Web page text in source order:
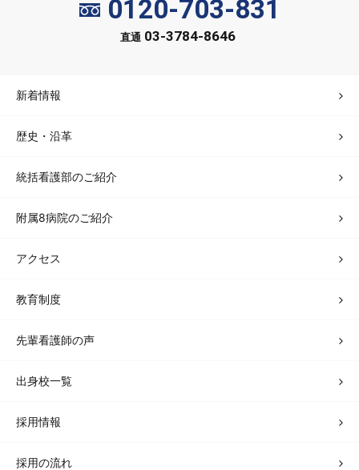
0120-703-831
直通 03-3784-8646
新着情報
歴史・沿革
統括看護部のご紹介
附属8病院のご紹介
アクセス
教育制度
先輩看護師の声
出身校一覧
採用情報
採用の流れ